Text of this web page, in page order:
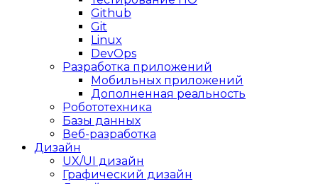
Github
Git
Linux
DevOps
Разработка приложений
Мобильных приложений
Дополненная реальность
Робототехника
Базы данных
Веб-разработка
Дизайн
UX/UI дизайн
Графический дизайн